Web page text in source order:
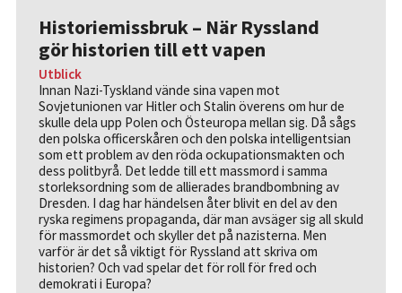
Historiemissbruk – När Ryssland
gör historien till ett vapen
Utblick
Innan Nazi-Tyskland vände sina vapen mot
Sovjetunionen var Hitler och Stalin överens om hur de
skulle dela upp Polen och Östeuropa mellan sig. Då sågs
den polska officerskåren och den polska intelligentsian
som ett problem av den röda ockupationsmakten och
dess politbyrå. Det ledde till ett massmord i samma
storleksordning som de allierades brandbombning av
Dresden. I dag har händelsen åter blivit en del av den
ryska regimens propaganda, där man avsäger sig all skuld
för massmordet och skyller det på nazisterna. Men
varför är det så viktigt för Ryssland att skriva om
historien? Och vad spelar det för roll för fred och
demokrati i Europa?